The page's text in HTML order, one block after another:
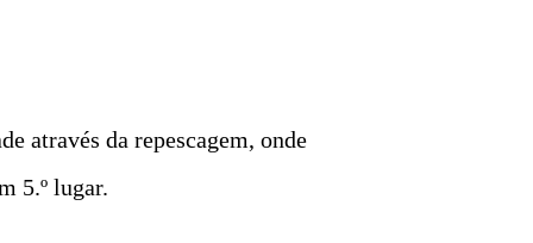
através da repescagem, onde
5.º lugar.